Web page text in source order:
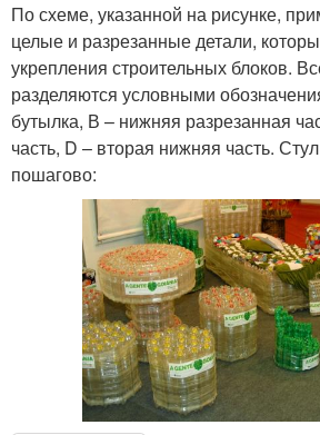
По схеме, указанной на рисунке,
целые и разрезанные детали,
укрепления строительных блоков.
разделяются условными
бутылка, В – нижняя разрезанная
часть, D – вторая нижняя часть.
пошагово: